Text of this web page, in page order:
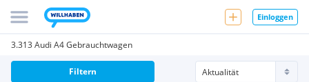
Einloggen
3.313 Audi A4 Gebrauchtwagen
Filtern